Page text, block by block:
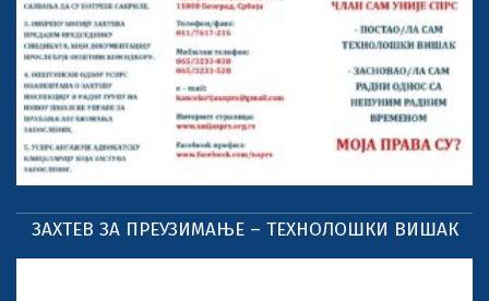
ЗАХТЕВ ЗА ПРЕУЗИМАЊЕ – ТЕХНОЛОШКИ ВИШАК